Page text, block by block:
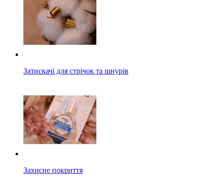
Затискачі для стрічок та шнурів
Захисне покриття